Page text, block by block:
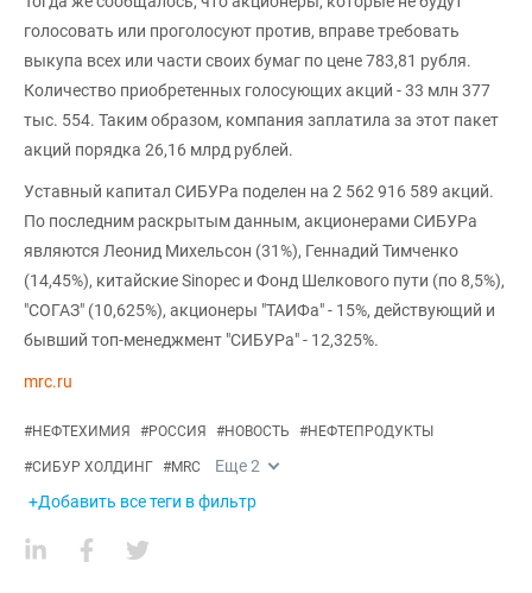
голосовать или проголосуют против, вправе требовать
выкупа всех или части своих бумаг по цене 783,81 рубля.
Количество приобретенных голосующих акций - 33 млн 377
тыс. 554. Таким образом, компания заплатила за этот пакет
акций порядка 26,16 млрд рублей.
Уставный капитал СИБУРа поделен на 2 562 916 589 акций.
По последним раскрытым данным, акционерами СИБУРа
являются Леонид Михельсон (31%), Геннадий Тимченко
(14,45%), китайские Sinopec и Фонд Шелкового пути (по 8,5%),
"СОГАЗ" (10,625%), акционеры "ТАИФа" - 15%, действующий и
бывший топ-менеджмент "СИБУРа" - 12,325%.
mrc.ru
#НЕФТЕХИМИЯ #РОССИЯ #НОВОСТЬ #НЕФТЕПРОДУКТЫ
#СИБУР ХОЛДИНГ #MRC Еще2
+Добавить все теги в фильтр